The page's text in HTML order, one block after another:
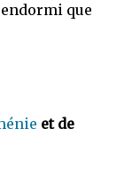
que
et de